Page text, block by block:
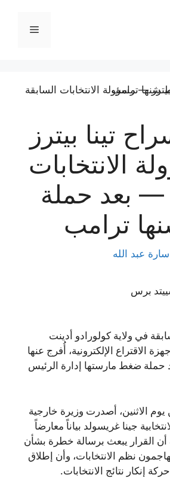
القائمة
تينا بيترز
الانتخابات
— بعد حملة
ترامب
سارة عبد الله
برس
في ولاية كولورادو أدينت
الاقتراع الإلكترونية، أُفرج عنها
حملة ضغط مارستها إدارة الرئيس
الاثنين، أصدرت وزيرة خارجية
جينا غريسولد بياناً معارضاً
أن القرار يبعث برسالة خطرة بشأن
نظم الانتخابات، وأن إطلاق
إنكار نتائج الانتخابات.